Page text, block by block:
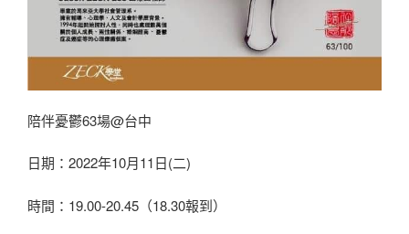
陪伴憂鬱63場@台中
日期：2022年10月11日(二)
時間：19.00-20.45（18.30報到）